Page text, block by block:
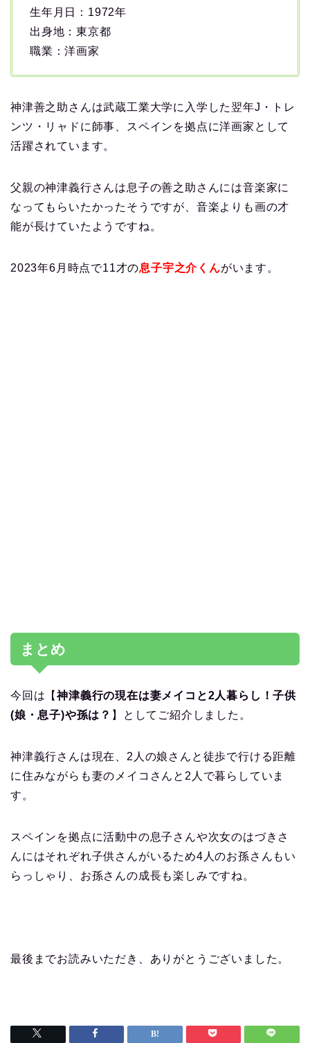
生年月日：1972年
出身地：東京都
職業：洋画家
神津善之助さんは武蔵工業大学に入学した翌年J・トレ
ンツ・リャドに師事、スペインを拠点に洋画家として
活躍されています。
父親の神津義行さんは息子の善之助さんには音楽家に
なってもらいたかったそうですが、音楽よりも画の才
能が長けていたようですね。
2023年6月時点で11才の息子宇之介くんがいます。
まとめ
今回は【神津義行の現在は妻メイコと2人暮らし！子供
(娘・息子)や孫は？ 】としてご紹介しました。
神津義行さんは現在、2人の娘さんと徒歩で行ける距離
に住みながらも妻のメイコさんと2人で暮らしていま
す。
スペインを拠点に活動中の息子さんや次女のはづきさ
んにはそれぞれ子供さんがいるため4人のお孫さんもい
らっしゃり、お孫さんの成長も楽しみですね。
最後までお読みいただき、ありがとうございました。